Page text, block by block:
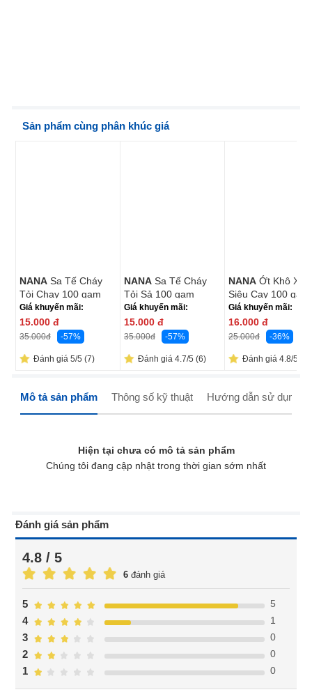
Sản phẩm cùng phân khúc giá
NANA Sa Tế Cháy
Tỏi Chay 100 gam
Giá khuyến mãi:
15.000 đ
35.000đ -57%
Đánh giá 5/5 (7)
NANA Sa Tế Cháy
Tỏi Sả 100 gam
Giá khuyến mãi:
15.000 đ
35.000đ -57%
Đánh giá 4.7/5 (6)
NANA Ớt Khô Xay
Siêu Cay 100 gam
Giá khuyến mãi:
16.000 đ
25.000đ -36%
Đánh giá 4.8/5
Mô tả sản phẩm Thông số kỹ thuật Hướng dẫn sử dụng
Hiện tại chưa có mô tả sản phẩm
Chúng tôi đang cập nhật trong thời gian sớm nhất
Đánh giá sản phẩm
4.8 / 5
6 đánh giá
1 0
2 0
3 0
4 1
5 5